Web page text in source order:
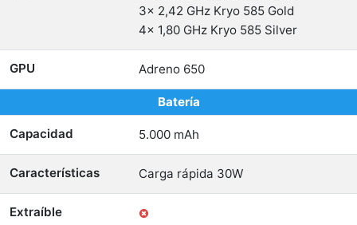
3x 2,42 GHz Kryo 585 Gold
4x 1,80 GHz Kryo 585 Silver
GPU Adreno 650
Batería
Capacidad 5.000 mAh
Características Carga rápida 30W
Extraíble